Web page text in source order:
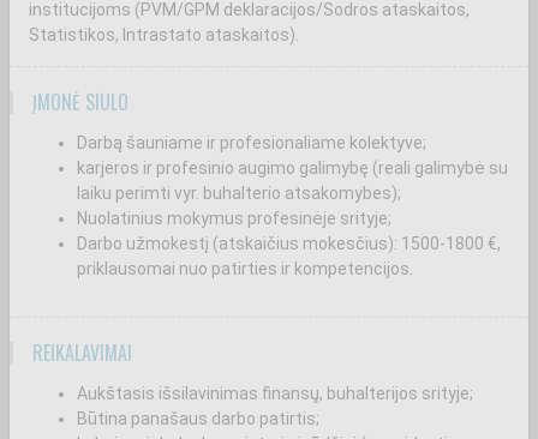
institucijoms (PVM/GPM deklaracijos/Sodros ataskaitos,
Statistikos, Intrastato ataskaitos).
ĮMONĖ SIŪLO
Darbą šauniame ir profesionaliame kolektyve;
karjeros ir profesinio augimo galimybę (reali galimybė su
laiku perimti vyr. buhalterio atsakomybes);
Nuolatinius mokymus profesinėje srityje;
Darbo užmokestį (atskaičius mokesčius): 1500-1800 €,
priklausomai nuo patirties ir kompetencijos.
REIKALAVIMAI
Aukštasis išsilavinimas finansų, buhalterijos srityje;
Būtina panašaus darbo patirtis;